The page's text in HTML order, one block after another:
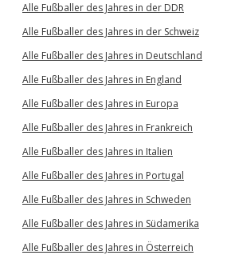
Alle Fußballer des Jahres in der DDR
Alle Fußballer des Jahres in der Schweiz
Alle Fußballer des Jahres in Deutschland
Alle Fußballer des Jahres in England
Alle Fußballer des Jahres in Europa
Alle Fußballer des Jahres in Frankreich
Alle Fußballer des Jahres in Italien
Alle Fußballer des Jahres in Portugal
Alle Fußballer des Jahres in Schweden
Alle Fußballer des Jahres in Südamerika
Alle Fußballer des Jahres in Österreich